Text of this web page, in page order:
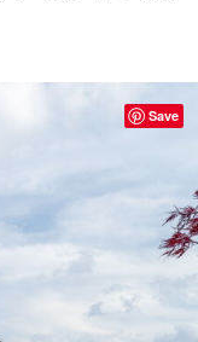
Save